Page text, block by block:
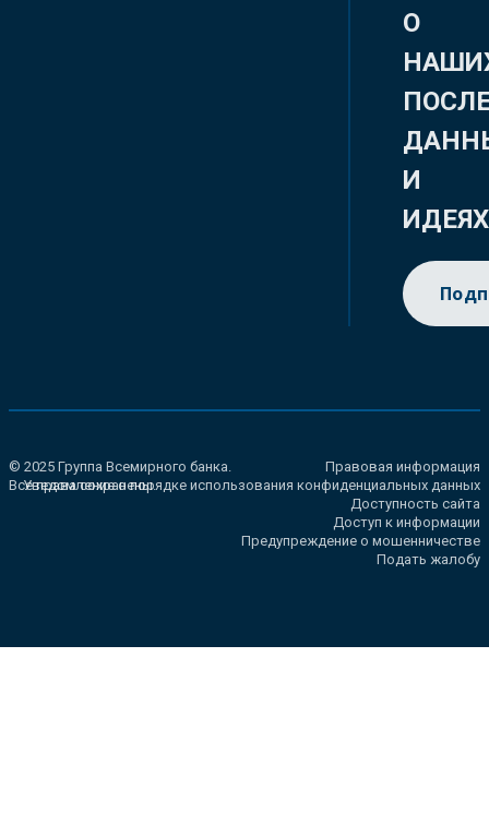
О
И
ИДЕЯХ
© 2025 Группа Всемирного банка.
Все права сохранены.
Правовая информация
Уведомление о порядке использования конфиденциальных данных
Доступность сайта
Доступ к информации
Предупреждение о мошенничестве
Подать жалобу